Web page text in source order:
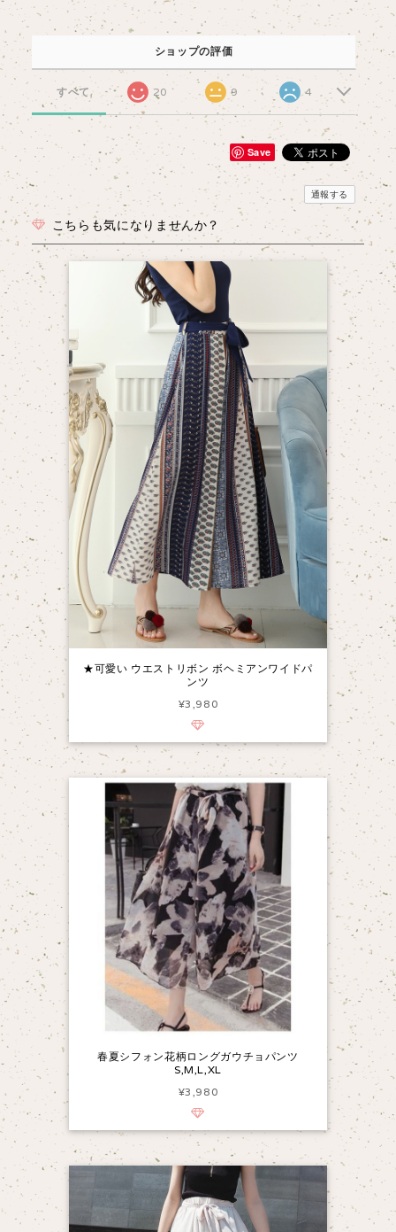
ショップの評価
すべて 20 9 4
Save
通報する
こちらも気になりませんか？
★可愛い ウエストリボン ボヘミアンワイドパ
ンツ
¥3,980
春夏シフォン花柄ロングガウチョパンツ
S,M,L,XL
¥3,980